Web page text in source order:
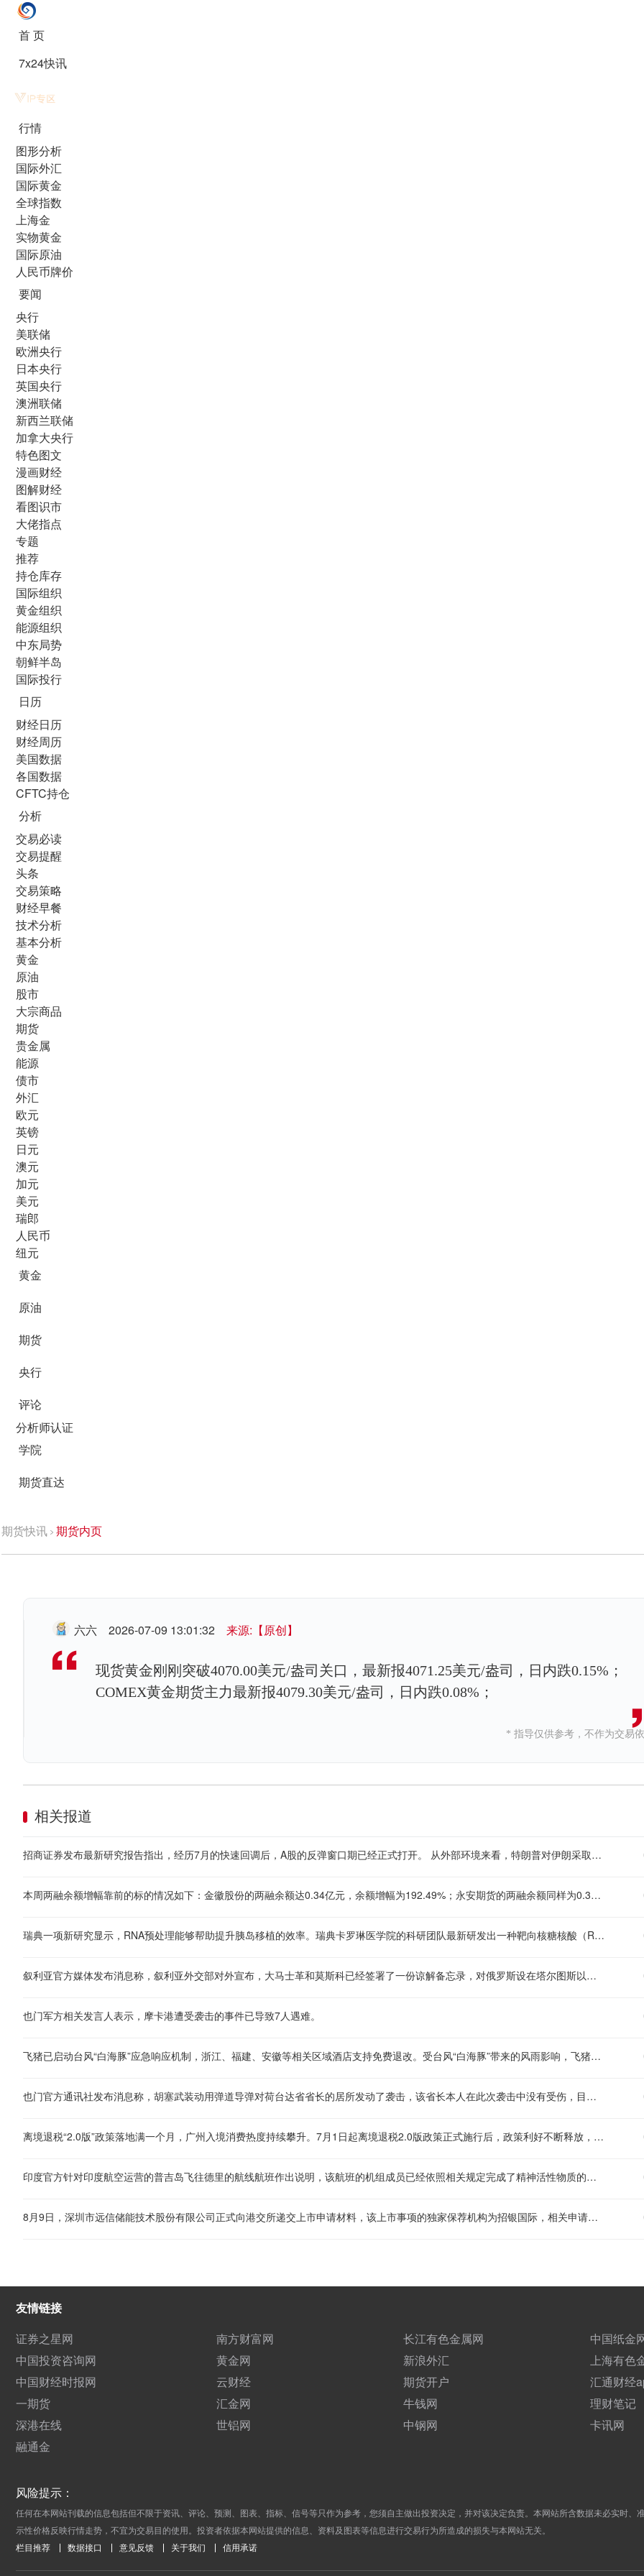
首 页
7x24快讯
行情
图形分析
国际外汇
国际黄金
全球指数
上海金
实物黄金
国际原油
人民币牌价
要闻
央行
美联储
欧洲央行
日本央行
英国央行
澳洲联储
新西兰联储
加拿大央行
特色图文
漫画财经
图解财经
看图识市
大佬指点
专题
推荐
持仓库存
国际组织
黄金组织
能源组织
中东局势
朝鲜半岛
国际投行
日历
财经日历
财经周历
美国数据
各国数据
CFTC持仓
分析
交易必读
交易提醒
头条
交易策略
财经早餐
技术分析
基本分析
黄金
原油
股市
大宗商品
期货
贵金属
能源
债市
外汇
欧元
英镑
日元
澳元
加元
美元
瑞郎
人民币
纽元
黄金
原油
期货
央行
评论
分析师认证
学院
期货直达
期货快讯 期货内页
六六 2026-07-09 13:01:32 来源:【原创】
现货黄金刚刚突破4070.00美元/盎司关口，最新报4071.25美元/盎司，日内跌0.15%；
COMEX黄金期货主力最新报4079.30美元/盎司，日内跌0.08%；
* 指导仅供参考，不作为交易
相关报道
招商证券发布最新研究报告指出，经历7月的快速回调后，A股的反弹窗口期已经正式打开。 从外部环境来看，特朗普对伊朗采取强硬态度后又有TACO动作，叠加美国就业数据意外偏冷，市场对美联储加息的预期受到打压，全球风险偏好迎来修复。2018年至今，美国多次对非美国家的科技产品出台限制措施。从过往历史样本的交易节奏来看，这类争端发生后行情通常会经历三个阶段的演绎：首先是短期风险集中释放，随后进入双方博弈、震荡磨底的阶段，最终重新回归基本面定价。长期来看，股价最终都会向基本面靠拢，盈利的持续增长是消化风险溢价的核心路径。 内部层面，上周融资资金的活跃度有所回升，担保比例得到修复，杠杆资金呈现边际净流入的态势；而股票型ETF在市场环境改善后转为净流出，两类资金的流向在市场拐点附近呈现反向切换的特征，说明当前市场正从ETF托底的阶段向融资资金接力的阶段过渡。 展望后续市场走势，市场情绪有望逐步回暖并重回上行通道，融资资金的活跃度也有望持续提升。整体而言，7月的快速调整结束后，A股反弹窗口已经开启。 配置方向上，风格层面推荐关注创业板指、科创50、中证1000等成长类指数；赛道层面重点跟踪海外算力、国产算力、黄金修复方向；行业配置可以沿着科技创新、企业出海、传统低估值板块再平衡三条主线均衡布局，建议重点关注电子、电力设备、化学制药、有色金属、煤炭、非银金融等行业的投资机会。
本周两融余额增幅靠前的标的情况如下：金徽股份的两融余额达0.34亿元，余额增幅为192.49%；永安期货的两融余额同样为0.34亿元，余额增幅达59.27%。这两只个股是本周两融余额涨幅排名最靠前的品种，相关数据也反映出近期市场资金对这两只标的的融资交易关注度有所提升。
瑞典一项新研究显示，RNA预处理能够帮助提升胰岛移植的效率。瑞典卡罗琳医学院的科研团队最新研发出一种靶向核糖核酸（RNA）技术，可在开展胰岛移植前，对胰岛细胞实施短时间的预处理，让这些细胞在移植到受体体内后，能更快速地完成血液供应重建，还有望降低移植过程中需要使用的供体胰岛数量。 在针对糖尿病小鼠开展的实验中，研究人员得到了明确的验证：和移植了未经过处理的胰岛的小鼠相比，移植了经过预处理胰岛的小鼠体内，能够存活且维持正常功能的胰岛β细胞数量更多，血糖管控的效果也更为理想。 研究人员表示，要是后续的研究能够证实这项技术安全有效，这种RNA预处理技术就有希望提升目前有限的供体胰岛的利用效率，让更多有相关治疗需求的患者获益。除此之外，这项技术还有可能被应用在其他类型的细胞移植场景中，助力改善其他细胞移植的效果。目前，该项研究的相关成果已经发表在国际学术期刊《信号转导与靶向治疗》上。
叙利亚官方媒体发布消息称，叙利亚外交部对外宣布，大马士革和莫斯科已经签署了一份谅解备忘录，对俄罗斯设在塔尔图斯以及赫梅米姆的两处基地的后续相关安排作出了明确约定。
也门军方相关发言人表示，摩卡港遭受袭击的事件已导致7人遇难。
飞猪已启动台风“白海豚”应急响应机制，浙江、福建、安徽等相关区域酒店支持免费退改。受台风“白海豚”带来的风雨影响，飞猪于8月9日发布公告称已第一时间启动应急保障机制：凡是8月9日0点之前预订、入住日期在8月9日至8月10日的浙江省内酒店订单，入住日期为8月9日至8月11日的安徽黄山地区酒店订单，以及入住日期为8月9日的福建连江酒店订单，要是消费者因为台风影响不得不取消或者调整行程，都可以向飞猪平台提交无损退改申请，飞猪会为消费者承担退改产生的相关损失。
也门官方通讯社发布消息称，胡塞武装动用弹道导弹对荷台达省省长的居所发动了袭击，该省长本人在此次袭击中没有受伤，目前情况平稳。
离境退税“2.0版”政策落地满一个月，广州入境消费热度持续攀升。7月1日起离境退税2.0版政策正式施行后，政策利好不断释放，为入境消费市场增添了强劲的新动力。根据广州海关的数据，7月1日至8月8日期间，广州白云机场海关累计核验放行境外旅客离境退税申请单近1.9万份，申请单涉及金额约1亿元，与去年同期相比分别增长约5倍、1.5倍。 不少来穗境外游客都表示，升级后的离境退税流程更加便捷，退税商品覆盖范围也有所扩大，进一步提升了大家在广州消费购物的意愿，也带动了当地美妆、服饰、特色文创等多个品类的消费热度上涨。
印度官方针对印度航空运营的普吉岛飞往德里的航线航班作出说明，该航班的机组成员已经依照相关规定完成了精神活性物质的筛查检验工作。
8月9日，深圳市远信储能技术股份有限公司正式向港交所递交上市申请材料，该上市事项的独家保荐机构为招银国际，相关申请信息已在港交所官方文件中公示。 作为国内储能技术领域的重点布局企业，远信储能此番冲击港股上市，也被业内视作其进一步拓展融资渠道、加码储能技术研发与市场布局的重要举措，后续其上市进展也将受到行业及资本市场的持续关注。
友情链接
证券之星网
南方财富网 长江有色金属网
中国纸金
中国投资咨询网
黄金网 新浪外汇
上海有色
中国财经时报网
云财经 期货开户
汇通财经
一期货
汇金网 牛钱网
理财笔记
深港在线
世铝网 中钢网
卡讯网
融通金
风险提示：
任何在本网站刊载的信息包括但不限于资讯、评论、预测、图表、指标、信号等只作为参考，您须自主做出投资决定，并对该决定负责。本网站所含数据未必实时
示性价格反映行情走势，不宜为交易目的使用。投资者依据本网站提供的信息、资料及图表等信息进行交易行为所造成的损失与本网站无关。
栏目推荐
数据接口 意见反馈 关于我们 信用承诺